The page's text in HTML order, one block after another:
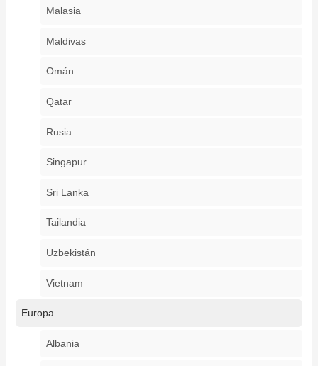
Malasia
Maldivas
Omán
Qatar
Rusia
Singapur
Sri Lanka
Tailandia
Uzbekistán
Vietnam
Europa
Albania